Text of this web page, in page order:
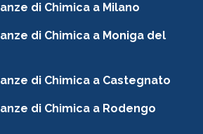
di Chimica a Milano
di Chimica a Moniga del
di Chimica a Castegnato
di Chimica a Rodengo